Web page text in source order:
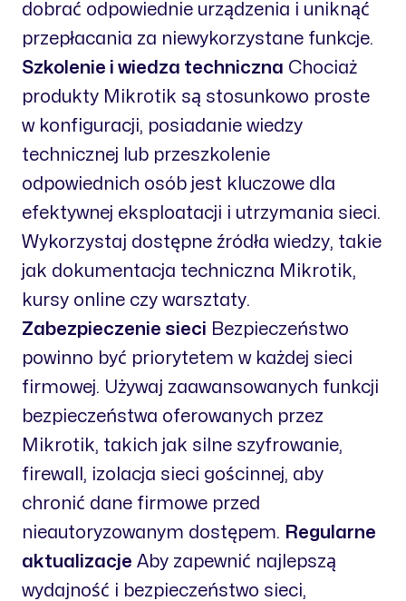
dobrać odpowiednie urządzenia i uniknąć
przepłacania za niewykorzystane funkcje.
Szkolenie i wiedza techniczna Chociaż
produkty Mikrotik są stosunkowo proste
w konfiguracji, posiadanie wiedzy
technicznej lub przeszkolenie
odpowiednich osób jest kluczowe dla
efektywnej eksploatacji i utrzymania sieci.
Wykorzystaj dostępne źródła wiedzy, takie
jak dokumentacja techniczna Mikrotik,
kursy online czy warsztaty.
Zabezpieczenie sieci Bezpieczeństwo
powinno być priorytetem w każdej sieci
firmowej. Używaj zaawansowanych funkcji
bezpieczeństwa oferowanych przez
Mikrotik, takich jak silne szyfrowanie,
firewall, izolacja sieci gościnnej, aby
chronić dane firmowe przed
nieautoryzowanym dostępem. Regularne
aktualizacje Aby zapewnić najlepszą
wydajność i bezpieczeństwo sieci,